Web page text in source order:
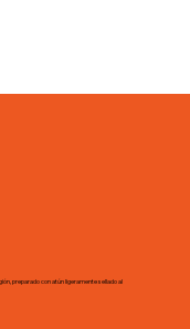
preparado con atún ligeramente sellado al